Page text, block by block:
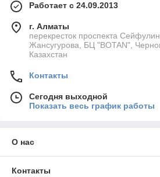
Работает с 24.09.2013
г. Алматы
перекресток проспекта
Жансугурова, БЦ "BOTAN",
Казахстан
Контакты
Сегодня выходной
Показать весь график работы
О нас
Контакты